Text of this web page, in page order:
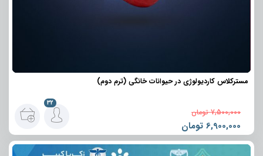
مسترکلاس کاردیولوژی در حیوانات خانگی (ترم دوم)
7,500,000 تومان
6,900,000 تومان
32